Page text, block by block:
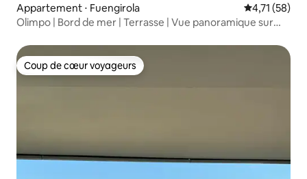
Appartement ⋅ Fuengirola Évaluation
4,71 (58)
Olimpo | Bord de mer | Terrasse | Vue panoramique sur
Coup de cœur voyageurs
Coup de cœur voyageurs